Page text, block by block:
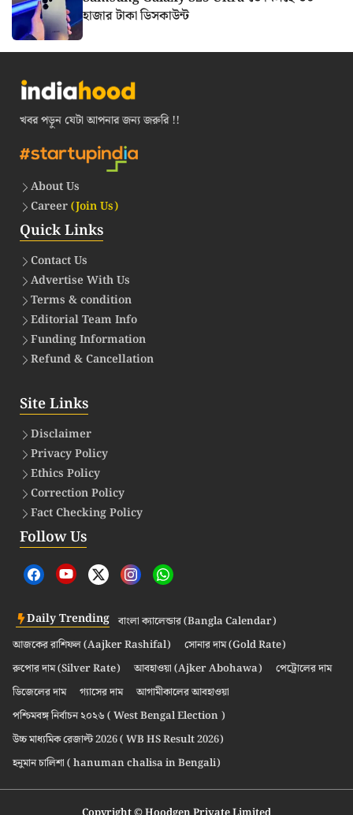
হাজার টাকা ডিসকাউন্ট
খবর পড়ুন যেটা আপনার জন্য জরুরি !!
About Us
Career(Join Us)
Quick Links
Contact Us
Advertise With Us
Terms & condition
Editorial Team Info
Funding Information
Refund & Cancellation
Site Links
Disclaimer
Privacy Policy
Ethics Policy
Correction Policy
Fact Checking Policy
Follow Us
Daily Trending বাংলা ক্যালেন্ডার (Bangla Calendar)
আজকের রাশিফল (Aajker Rashifal)
সোনার দাম (Gold Rate)
রুপোর দাম (Silver Rate)
আবহাওয়া (Ajker Abohawa)
পেট্রোলের দাম
ডিজেলের দাম
গ্যাসের দাম
আগামীকালের আবহাওয়া
পশ্চিমবঙ্গ নির্বাচন ২০২৬ ( West Bengal Election )
উচ্চ মাধ্যমিক রেজাল্ট 2026 ( WB HS Result 2026)
হনুমান চালিশা ( hanuman chalisa in Bengali)